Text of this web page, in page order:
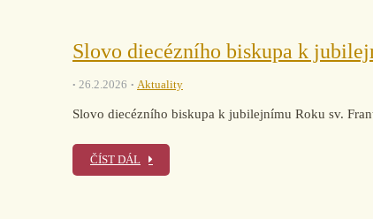
Slovo diecézního biskupa k
26.2.2026 Aktuality
Slovo diecézního biskupa k jubilejnímu Roku sv.
ČÍST DÁL